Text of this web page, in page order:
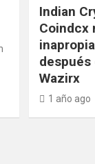
Indian
Coindcx
después
Wazirx
1 año ago